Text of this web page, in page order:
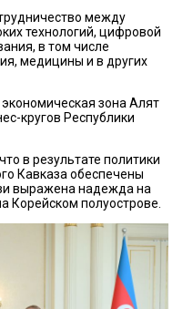
между
технологий, цифровой
в том числе
медицины и в других
зона Алят
кругов Республики
в результате политики
Кавказа обеспечены
выражена надежда на
Корейском полуострове.